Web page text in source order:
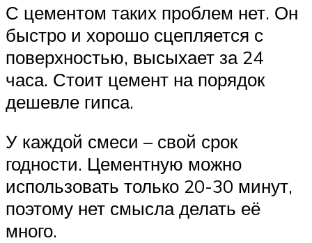
С цементом таких проблем нет. Он
быстро и хорошо сцепляется с
поверхностью, высыхает за 24
часа. Стоит цемент на порядок
дешевле гипса.
У каждой смеси – свой срок
годности. Цементную можно
использовать только 20-30 минут,
поэтому нет смысла делать её
много.